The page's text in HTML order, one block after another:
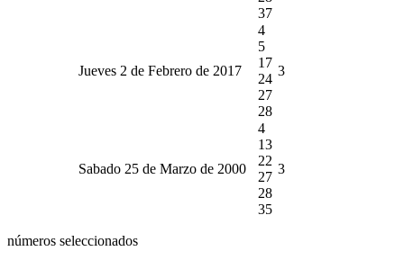
37
Jueves 2 de Febrero de 2017
4
5
17
24
27
28
3
Sabado 25 de Marzo de 2000
4
13
22
27
28
35
3
números seleccionados